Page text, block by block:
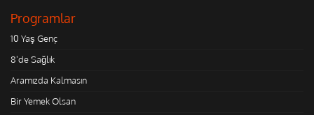
Programlar
10 Yaş Genç
8'de Sağlık
Aramızda Kalmasın
Bir Yemek Olsan